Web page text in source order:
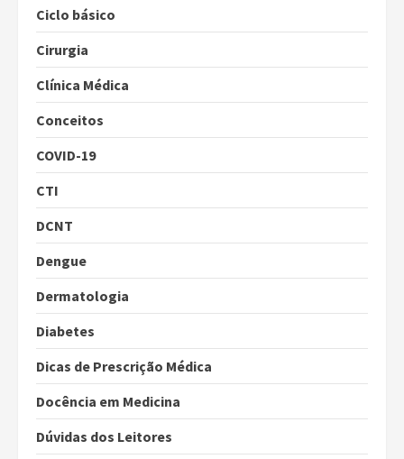
Ciclo básico
Cirurgia
Clínica Médica
Conceitos
COVID-19
CTI
DCNT
Dengue
Dermatologia
Diabetes
Dicas de Prescrição Médica
Docência em Medicina
Dúvidas dos Leitores